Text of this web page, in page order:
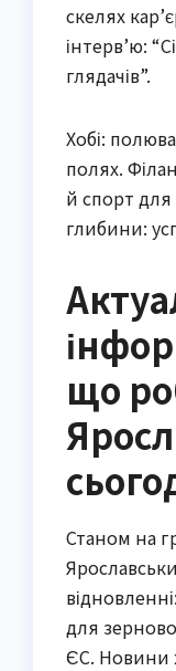
скелях
інтерв’ю:
глядачів”.
Хобі:
полях.
й спорт для
глибини:
що
Станом на
для
ЄС. Новини